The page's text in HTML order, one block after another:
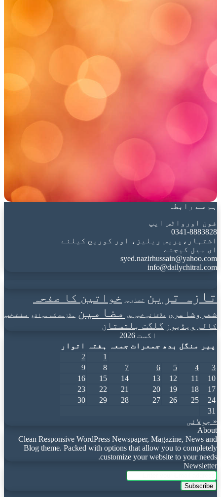
ہم سے رابطہ
فون اورواٹس ایپ
0341-8883828
اشتہار،پریس ریلیز، اور کوریج کیلئے
ای میل کیجئے
syed.nazirhussain@yahoo.com
info@dailychitral.com
تازہ ترین تصاویر خواتین کا صفحہ
شعروشاعری علاقائی خبریں مضامین ملازمت کے مواقع
منتخب
کالم ویڈیوز گلگت بلتستان
اگست 2026
پیر
منگل بدھ جمعرات جمعہ ہفتہ
اتوار
1
2
3
4
5
6
7
8
9
10
11
12
13
14
15
16
17
18
19
20
21
22
23
24
25
26
27
28
29
30
31
« جولائی
About
Clean Responsive WordPress Newspaper, Magazine, News and
Blog theme. Packed with options that allow you to completely
customize your website to your needs.
Newsletter
Enter
your
Email